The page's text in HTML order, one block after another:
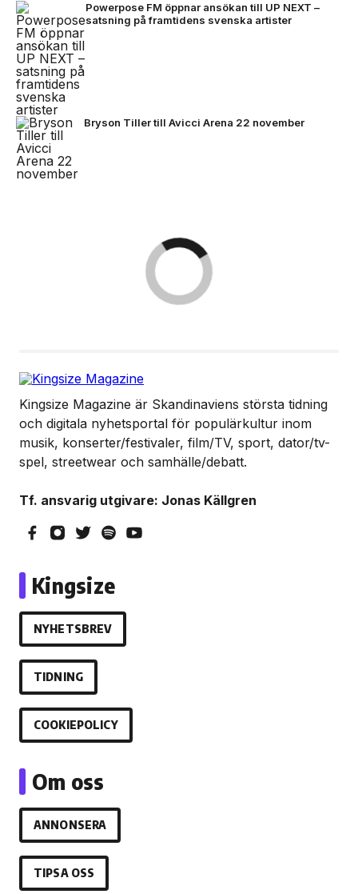
Powerpose FM öppnar ansökan till UP NEXT –
satsning på framtidens svenska artister
Bryson Tiller till Avicci Arena 22 november
Kingsize Magazine är Skandinaviens största tidning
och digitala nyhetsportal för populärkultur inom
musik, konserter/festivaler, film/TV, sport, dator/tv-
spel, streetwear och samhälle/debatt.
Tf. ansvarig utgivare: Jonas Källgren
Kingsize
NYHETSBREV
TIDNING
COOKIEPOLICY
Om oss
ANNONSERA
TIPSA OSS